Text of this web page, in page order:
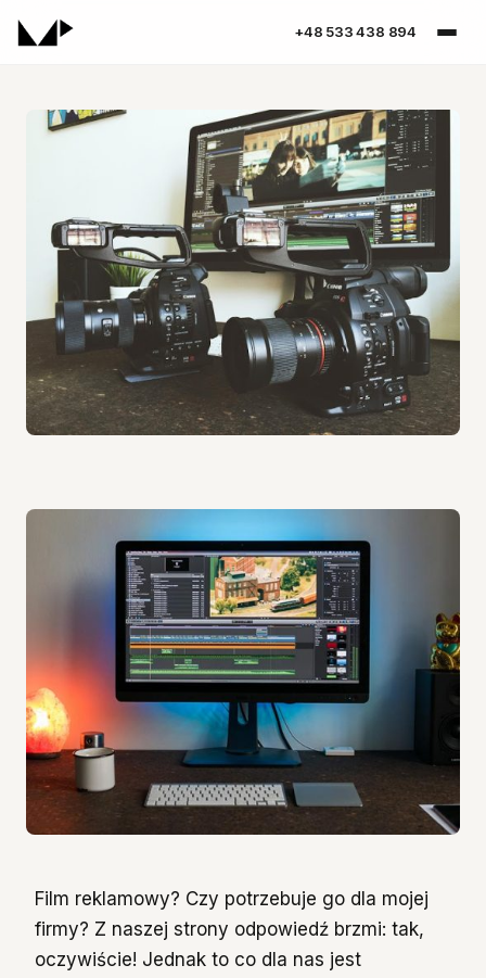
Film reklamowy? Czy potrzebuje go dla mojej
firmy? Z naszej strony odpowiedź brzmi: tak,
oczywiście! Jednak to co dla nas jest
+48 533 438 894